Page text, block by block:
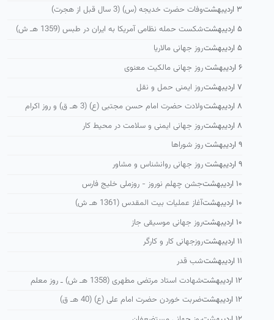
۳ اردیبهشت
وفات حضرت خدیجه (س) (3 سال قبل از هجرت)
۵ اردیبهشت
شكست حمله نظامی آمریكا به ایران در طبس (1359 هـ ش)
۵ اردیبهشت
روز جهانی مالاریا
۶ اردیبهشت
روز جهانی مالکیت معنوی
۷ اردیبهشت
روز ایمنی حمل و نقل
۸ اردیبهشت
ولادت حضرت امام حسن مجتبی (ع) (3 هـ ق) و روز اكرام
۸ اردیبهشت
روز جهانی ایمنی و سلامت در محیط کار
۹ اردیبهشت
روز شوراها
۹ اردیبهشت
روز جهانی روانشناس و مشاور
۱۰ اردیبهشت
جشن چهلم نوروز - روزملی خلیج فارس
۱۰ اردیبهشت
آغاز عملیات بیت المقدس (1361 هـ ش)
۱۰ اردیبهشت
روز جهانی موسیقی جاز
۱۱ اردیبهشت
روزجهانی کار و کارگر
۱۱ اردیبهشت
شب قدر
۱۲ اردیبهشت
شهادت استاد مرتضی مطهری (1358 هـ ش) ـ روز معلم
۱۲ اردیبهشت
ضربت خوردن حضرت امام علی (ع) (40 هـ ق)